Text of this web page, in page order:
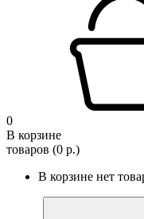
0
В корзине
товаров (0 р.)
В корзине нет